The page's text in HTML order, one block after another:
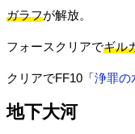
ガラフが解放。
フォースクリアでギル
クリアでFF10「 浄罪の
地下大河